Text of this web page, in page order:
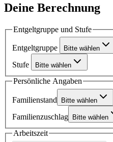
Deine Berechnung
Entgeltgruppe und Stufe
Entgeltgruppe Bitte wählen
Stufe Bitte wählen
Persönliche Angaben
Familienstand Bitte wählen
Familienzuschlag Bitte wählen
Arbeitszeit